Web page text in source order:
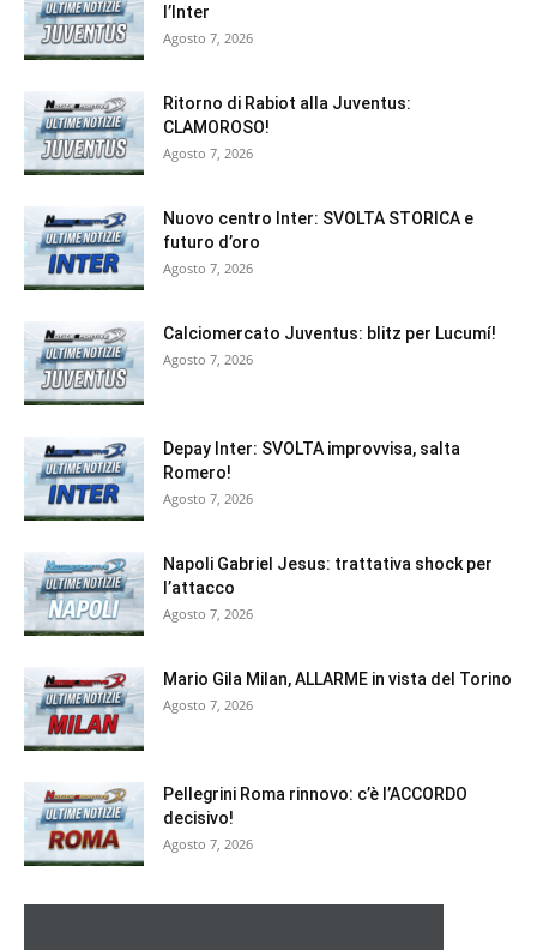
l’Inter
Agosto 7, 2026
Ritorno di Rabiot alla Juventus:
CLAMOROSO!
Agosto 7, 2026
Nuovo centro Inter: SVOLTA STORICA e
futuro d’oro
Agosto 7, 2026
Calciomercato Juventus: blitz per Lucumí!
Agosto 7, 2026
Depay Inter: SVOLTA improvvisa, salta
Romero!
Agosto 7, 2026
Napoli Gabriel Jesus: trattativa shock per
l’attacco
Agosto 7, 2026
Mario Gila Milan, ALLARME in vista del Torino
Agosto 7, 2026
Pellegrini Roma rinnovo: c’è l’ACCORDO
decisivo!
Agosto 7, 2026